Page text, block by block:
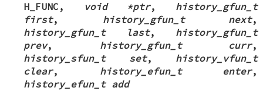
H_FUNC , void *ptr, history_gfun_t
first, history_gfun_t next,
history_gfun_t last, history_gfun_t
prev, history_gfun_t curr,
history_sfun_t set, history_vfun_t
clear, history_efun_t enter,
history_efun_t add